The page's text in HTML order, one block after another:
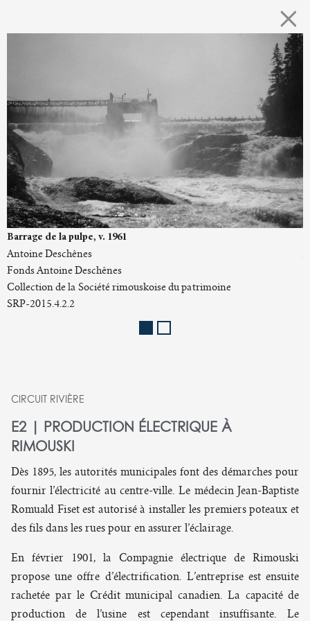
×
Barrage de la pulpe, v. 1961
Antoine Deschênes
Fonds Antoine Deschênes
Collection de la Société rimouskoise du patrimoine
SRP-2015.4.2.2
CIRCUIT RIVIÈRE
E2 | PRODUCTION ÉLECTRIQUE À
RIMOUSKI
Dès 1895, les autorités municipales font des démarches pour
fournir l’électricité au centre-ville. Le médecin Jean-Baptiste
Romuald Fiset est autorisé à installer les premiers poteaux et
des fils dans les rues pour en assurer l’éclairage.
En février 1901, la Compagnie électrique de Rimouski
propose une offre d’électrification. L’entreprise est ensuite
rachetée par le Crédit municipal canadien. La capacité de
production de l’usine est cependant insuffisante. Le